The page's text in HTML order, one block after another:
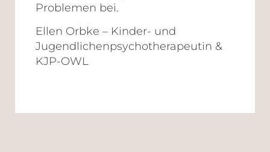
Problemen bei.
Ellen Orbke – Kinder- und
Jugendlichenpsychotherapeutin &
KJP-OWL